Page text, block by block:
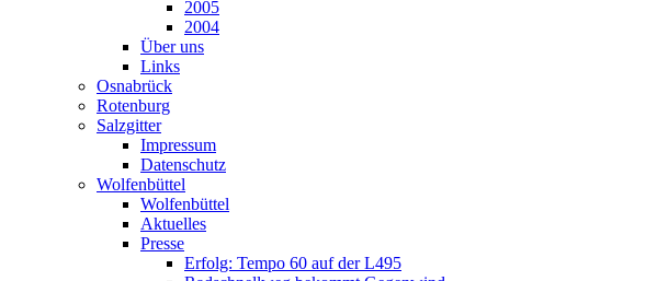
2005
2004
Über uns
Links
Osnabrück
Rotenburg
Salzgitter
Impressum
Datenschutz
Wolfenbüttel
Wolfenbüttel
Aktuelles
Presse
Erfolg: Tempo 60 auf der L495